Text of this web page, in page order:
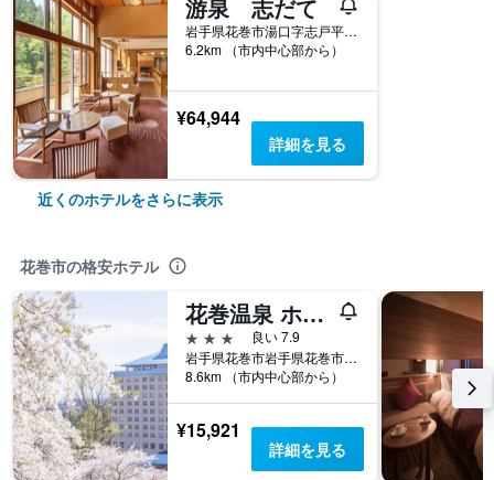
游泉 志だて
岩手県花巻市湯口字志戸平 11-2
6.2km （市内中心部から）
¥64,944
詳細を見る
近くのホテルをさらに表示
花巻市の格安ホテル
花巻温泉 ホテル 千秋閣
3つ星
良い 7.9
岩手県花巻市岩手県花巻市湯本第1地割125
8.6km （市内中心部から）
¥15,921
詳細を見る